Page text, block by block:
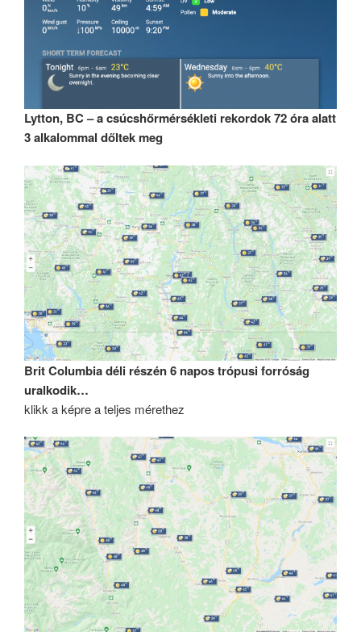
Lytton, BC – a csúcshőrmérsékleti rekordok 72 óra alatt
3 alkalommal dőltek meg
Brit Columbia déli részén 6 napos trópusi forróság
uralkodik…
klikk a képre a teljes mérethez